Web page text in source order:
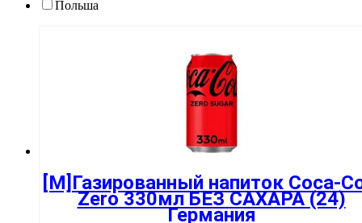
Польша
[M]Газированный напиток Coca-
Zero 330мл БЕЗ САХАРА (24)
Германия